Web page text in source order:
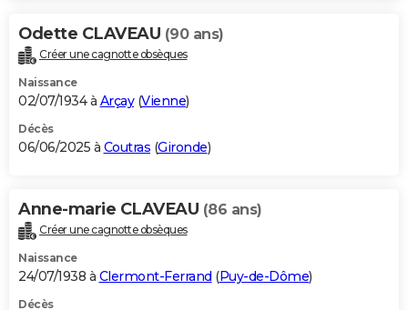
Odette CLAVEAU (90 ans)
Créer une cagnotte obsèques
Naissance
02/07/1934 à Arçay(Vienne)
Décès
06/06/2025 à Coutras (Gironde)
Anne-marie CLAVEAU (86 ans)
Créer une cagnotte obsèques
Naissance
24/07/1938 à Clermont-Ferrand (Puy-de-Dôme)
Décès